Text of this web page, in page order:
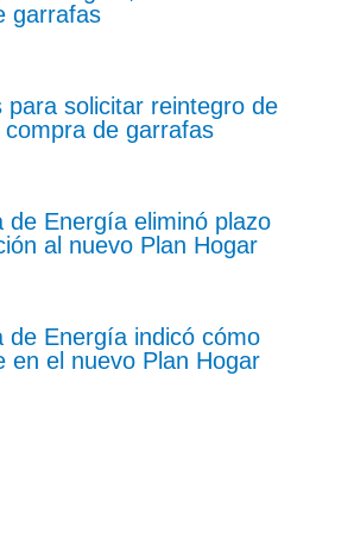
garrafas
para solicitar reintegro de
de garrafas
de Energía eliminó plazo
al nuevo Plan Hogar
de Energía indicó cómo
en el nuevo Plan Hogar